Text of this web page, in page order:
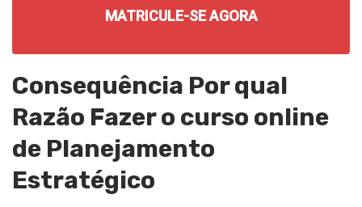
MATRICULE-SE AGORA
Consequência Por qual
Razão Fazer o curso online
de Planejamento
Estratégico